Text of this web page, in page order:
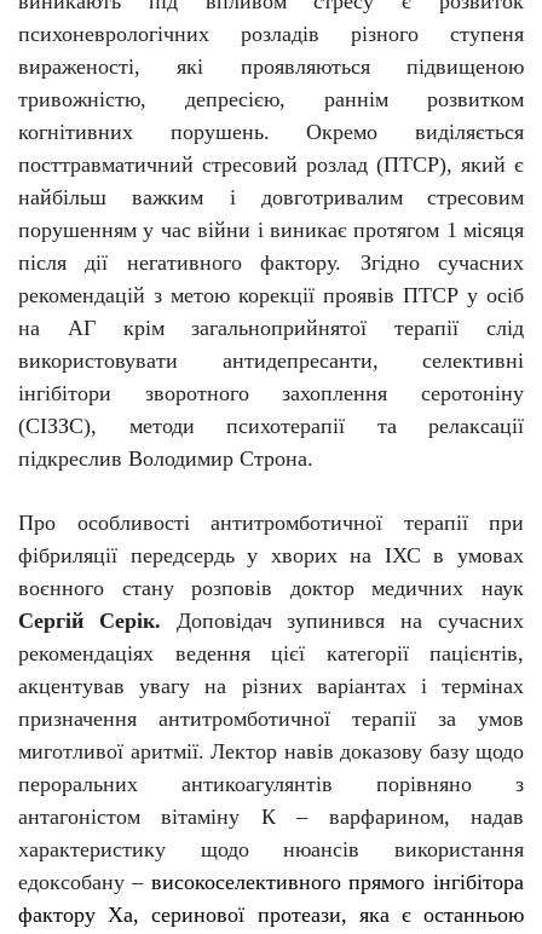
психоневрологічних розладів різного ступеня
вираженості, які проявляються підвищеною
тривожністю, депресією, раннім розвитком
когнітивних порушень. Окремо виділяється
посттравматичний стресовий розлад (ПТСР), який є
найбільш важким і довготривалим
стресовим
порушенням у час війни і виникає протягом 1 місяця
після дії негативного фактору. Згідно сучасних
рекомендацій з метою корекції проявів ПТСР у осіб
на АГ крім загальноприйнятої терапії слід
використовувати антидепресанти, селективні
інгібітори зворотного захоплення серотоніну
(СІЗЗС), методи психотерапії та релаксації
підкреслив Володимир Строна.
Про особливості антитромботичної терапії при
фібриляції передсердь у хворих на ІХС в умовах
воєнного стану розповів доктор медичних наук
Сергій Серік. Доповідач зупинився на сучасних
рекомендаціях ведення цієї категорії пацієнтів,
акцентував увагу на різних варіантах і термінах
призначення антитромботичної терапії за умов
миготливої аритмії. Лектор навів доказову базу щодо
пероральних антикоагулянтів порівняно з
антагоністом вітаміну К – варфарином, надав
характеристику щодо нюансів використання
едоксобану – високоселективного прямого інгібітора
фактору Ха, серинової протеази, яка є останньою